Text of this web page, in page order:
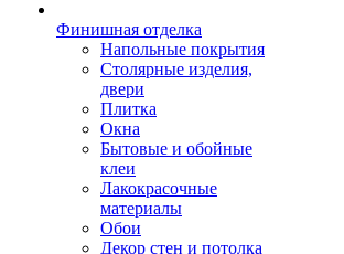
Финишная отделка
Напольные покрытия
Столярные изделия,
двери
Плитка
Окна
Бытовые и обойные
клеи
Лакокрасочные
материалы
Обои
Декор стен и потолка